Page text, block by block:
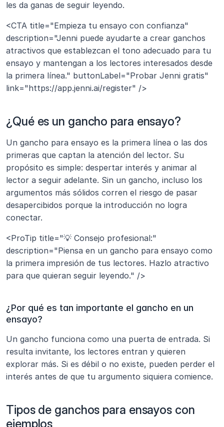
les da ganas de seguir leyendo.
<CTA title="Empieza tu ensayo con confianza"
description="Jenni puede ayudarte a crear ganchos
atractivos que establezcan el tono adecuado para tu
ensayo y mantengan a los lectores interesados desde
la primera línea." buttonLabel="Probar Jenni gratis"
link="https://app.jenni.ai/register" />
¿Qué es un gancho para ensayo?
Un gancho para ensayo es la primera línea o las dos
primeras que captan la atención del lector. Su
propósito es simple: despertar interés y animar al
lector a seguir adelante. Sin un gancho, incluso los
argumentos más sólidos corren el riesgo de pasar
desapercibidos porque la introducción no logra
conectar.
<ProTip title="💡 Consejo profesional:"
description="Piensa en un gancho para ensayo como
la primera impresión de tus lectores. Hazlo atractivo
para que quieran seguir leyendo." />
¿Por qué es tan importante el gancho en un
ensayo?
Un gancho funciona como una puerta de entrada. Si
resulta invitante, los lectores entran y quieren
explorar más. Si es débil o no existe, pueden perder el
interés antes de que tu argumento siquiera comience.
Tipos de ganchos para ensayos con
ejemplos